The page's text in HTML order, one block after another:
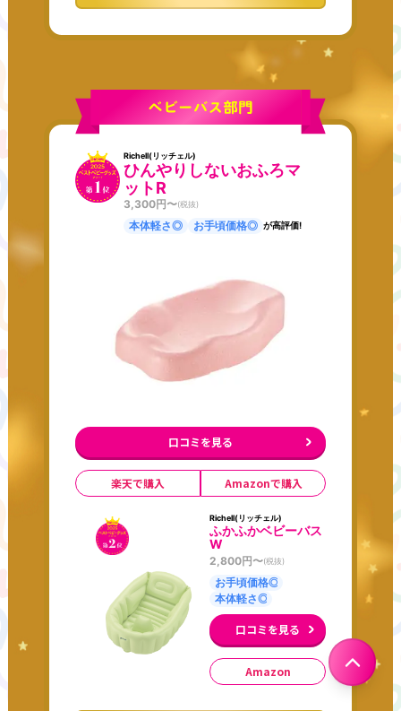
Richell(リッチェル)
ひんやりしないおふろマ
ットR
3,300円〜(税抜)
本体軽さ◎ お手頃価格◎ が高評価!
口コミを見る
楽天で購入 Amazonで購入
Richell(リッチェル)
ふかふかベビーバス
W
2,800円〜(税抜)
お手頃価格◎
本体軽さ◎
口コミを見る
Amazon